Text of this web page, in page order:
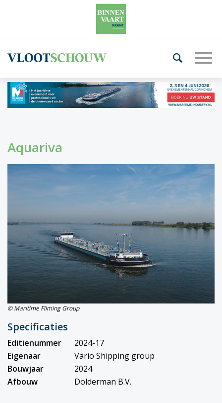
Aquariva
© Maritime Filming Group
Specificaties
Editienummer
2024-17
Eigenaar
Vario Shipping group
Bouwjaar
2024
Afbouw
Dolderman B.V.